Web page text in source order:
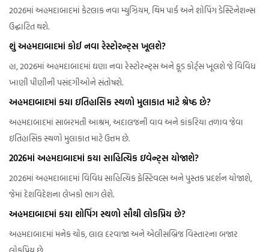
2026માં અહમદાબાદમાં કેટલાક નવા મ્યુઝિયમ, થિમ પાર્ક અને શોપિંગ ડેસ્ટિનેશન્સ
ઉદ્ઘાટિત થશે.
શું અહમદાબાદમાં કોઈ નવા રેસ્ટોરન્ટ્સ ખૂલશે?
હા, 2026માં અહમદાબાદમાં ઘણા નવા રેસ્ટોરન્ટ્સ અને ફૂડ કોર્ટ્સ ખૂલશે જે વિવિધ
ખાણી પીણીની પસંદગીઓને સંતોષશે.
અહમદાબાદમાં કયા ઇતિહાસિક સ્થળો મુલાકાત માટે શ્રેષ્ઠ છે?
અહમદાબાદમાં સાબરમતી આશ્રમ, અદાલજની વાવ અને કાંકરિયા તળાવ જેવા
ઇતિહાસિક સ્થળો મુલાકાત માટે ઉત્તમ છે.
2026માં અહમદાબાદમાં કયા સાહિત્યિક ઇવેન્ટ્સ યોજાશે?
2026માં અહમદાબાદમાં વિવિધ સાહિત્યિક ફેસ્ટિવલ્સ અને પુસ્તક પ્રદર્શન યોજાશે,
જેમાં દેશવિદેશના લેખકો ભાગ લેશે.
અહમદાબાદમાં કયા શોપિંગ સ્થળો સૌથી લોકપ્રિય છે?
અહમદાબાદમાં મનેક ચોક, લાલ દરવાજા અને એલીસબ્રિજ વિસ્તારના બજાર